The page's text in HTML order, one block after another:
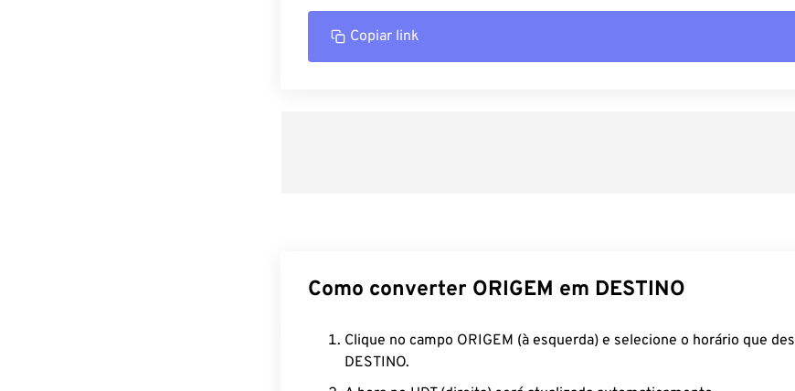
Copiar link
Como converter ORIGEM em DESTINO
Clique no campo ORIGEM (à esquerda) e selecione o horário que
DESTINO.